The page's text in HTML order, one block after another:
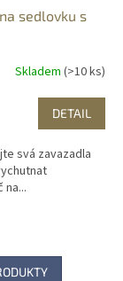
sedlovku s
Skladem (>10 ks)
DETAIL
svá zavazadla